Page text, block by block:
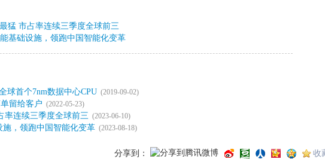
猛 市占率连续三季度全球前三
基础设施，领跑中国智能化变革
球首个7nm数据中心CPU (2019-09-02)
留给客户 (2022-05-23)
率连续三季度全球前三 (2023-06-10)
，领跑中国智能化变革 (2023-08-18)
分享到： 收